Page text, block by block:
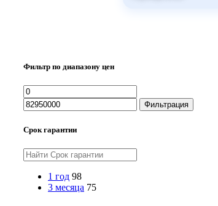
Фильтр по диапазону цен
Минимальная
цена
цена
Фильтрация
Срок гарантии
1 год 98
3 месяца 75